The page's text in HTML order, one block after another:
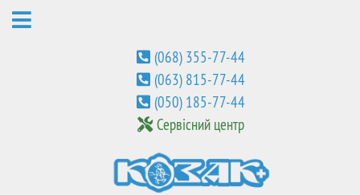
(068) 355-77-44
(063) 815-77-44
(050) 185-77-44
Сервісний центр